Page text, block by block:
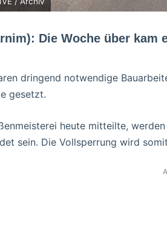
Die Woche über kam
dringend notwendige
gesetzt.
heute mitteilte,
sein. Die Vollsperrung wird